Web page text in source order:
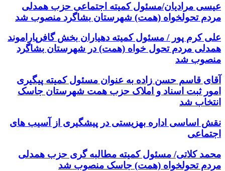
عیسی مرادیان/مسئول کمیته اجتماعی حزب همدلی
مردم تحولخواه (همت) شهرستان بشاگرد منصوب شد
علی کرم پور / مسئول کمیته دهیاران بخش گافرپاراموند
همدلی مردم تحول خواه (همت) در شهرستان بشاگرد
منصوب شد
آقای قاسم حسن زاده به عنوان مسئول کمیته پیگیری
امور ثبت اسناد و املاک حزب همت شهرستان جاسک
انتخاب شد
نقش اساسی اداره بهزیستی در پیشگیری از آسیب های
اجتماعی
محمد کلاتی/ مسئول کمیته مطالبه گری حزب همدلی
مردم تحولخواه (همت) جاسک منصوب شد